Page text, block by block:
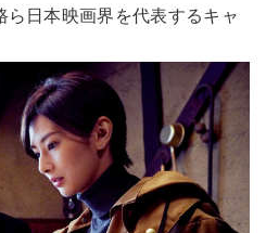
日本映画界を代表するキャ